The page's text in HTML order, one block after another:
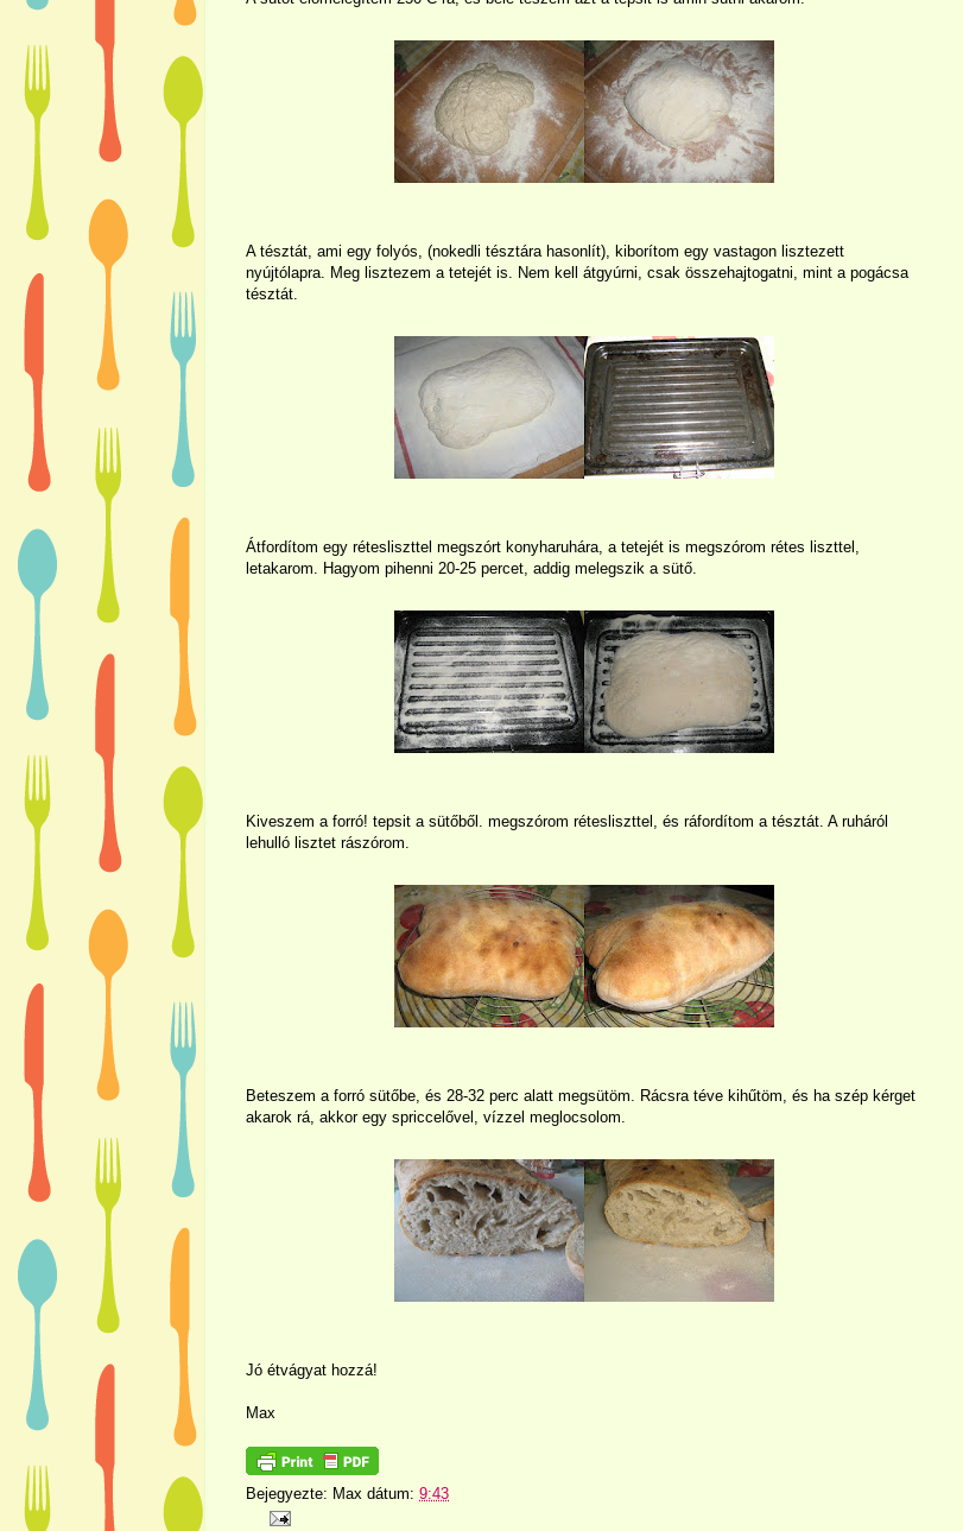
A tésztát, ami egy folyós, (nokedli tésztára hasonlít), kiborítom egy vastagon lisztezett
nyújtólapra. Meg lisztezem a tetejét is. Nem kell átgyúrni, csak összehajtogatni, mint a pogácsa
tésztát.
Átfordítom egy rétesliszttel megszórt konyharuhára, a tetejét is megszórom rétes liszttel,
letakarom. Hagyom pihenni 20-25 percet, addig melegszik a sütő.
Kiveszem a forró! tepsit a sütőből. megszórom rétesliszttel, és ráfordítom a tésztát. A ruháról
lehulló lisztet rászórom.
Beteszem a forró sütőbe, és 28-32 perc alatt megsütöm. Rácsra téve kihűtöm, és ha szép kérget
akarok rá, akkor egy spriccelővel, vízzel meglocsolom.
Jó étvágyat hozzá!
Max
Bejegyezte: Max dátum: 9:43